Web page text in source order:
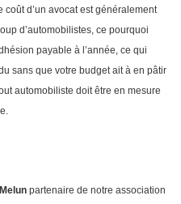
d’un avocat est généralement
d’automobilistes, ce pourquoi
payable à l’année, ce qui
sans que votre budget ait à en pâtir
automobiliste doit être en mesure
partenaire de notre association